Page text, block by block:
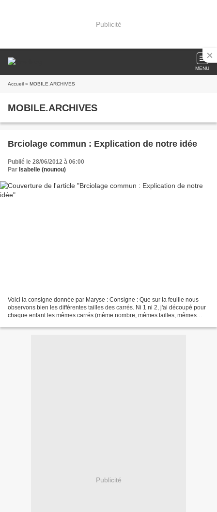
Publicité
MENU
Accueil » MOBILE.ARCHIVES
MOBILE.ARCHIVES
Brciolage commun : Explication de notre idée
Publié le 28/06/2012 à 06:00
Par Isabelle (nounou)
Voici la consigne donnée par Maryse : Consigne : Que sur la feuille nous
observons bien les différentes tailles des carrés. Ni 1 ni 2, j'ai découpé pour
chaque enfant les mêmes carrés (même nombre, mêmes tailles, mêmes
Publicité